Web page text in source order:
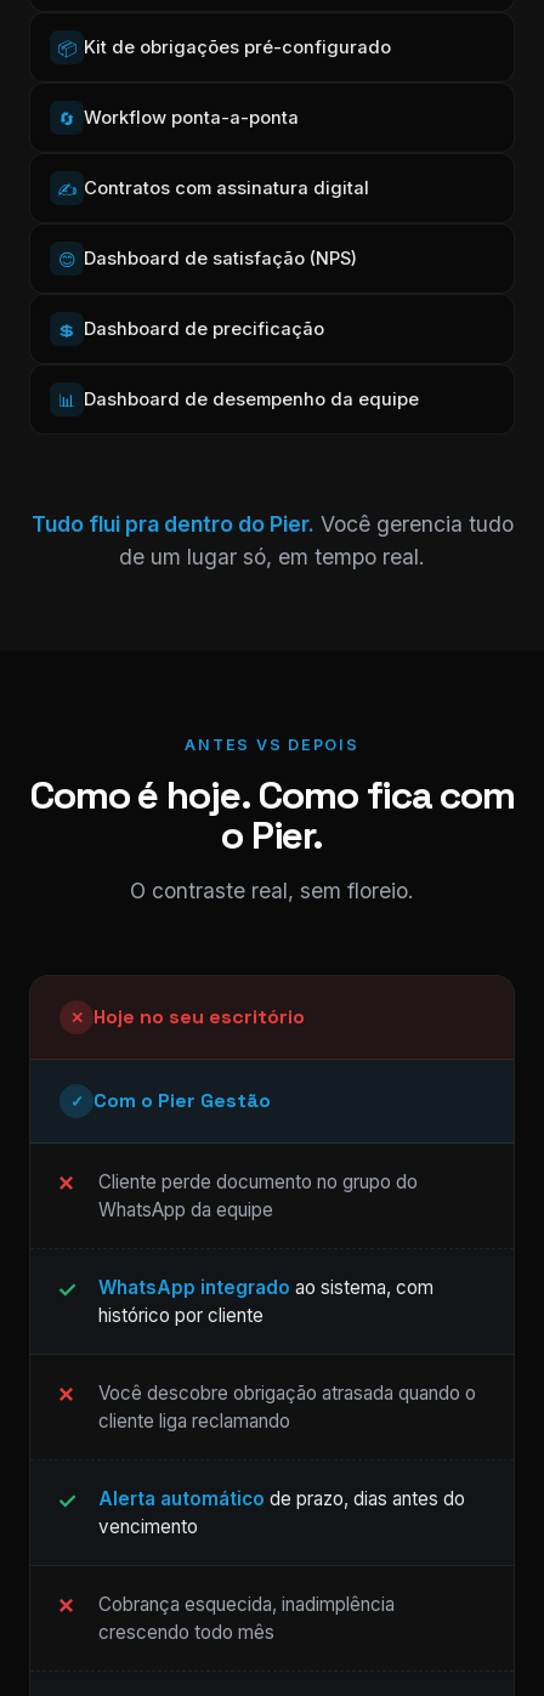
📦 Kit de obrigações pré-configurado
🔄 Workflow ponta-a-ponta
✍️ Contratos com assinatura digital
😊 Dashboard de satisfação (NPS)
💲 Dashboard de precificação
📊 Dashboard de desempenho da equipe
Tudo flui pra dentro do Pier. Você gerencia tudo
de um lugar só, em tempo real.
ANTES VS DEPOIS
Como é hoje. Como fica com
o Pier.
O contraste real, sem floreio.
✕ Hoje no seu escritório
✓ Com o Pier Gestão
Cliente perde documento no grupo do
WhatsApp da equipe
WhatsApp integrado ao sistema, com
histórico por cliente
Você descobre obrigação atrasada quando o
cliente liga reclamando
Alerta automático de prazo, dias antes do
vencimento
Cobrança esquecida, inadimplência
crescendo todo mês